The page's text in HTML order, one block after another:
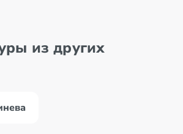
из других